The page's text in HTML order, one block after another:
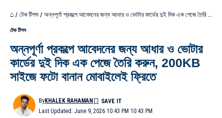
⌂ / টেক টিপস / অন্নপূর্ণা প্রকল্পে আবেদনের জন্য আধার ও ভোটার কার্ডের দুই দিক এক পেজে তৈরি করুন, 200KB সাইজে ফটো বানান মোবাইলেই ফ্রিতে
টেক টিপস
অন্নপূর্ণা প্রকল্পে আবেদনের জন্য আধার ও ভোটার
কার্ডের দুই দিক এক পেজে তৈরি করুন, 200KB
সাইজে ফটো বানান মোবাইলেই ফ্রিতে
Last Updated: June 9, 2026 10:43 PM 10:43 PM
ByKHALEK RAHAMAN